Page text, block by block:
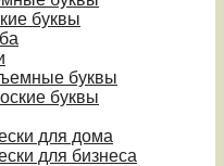
буквы
буквы
буквы
для дома
для бизнеса